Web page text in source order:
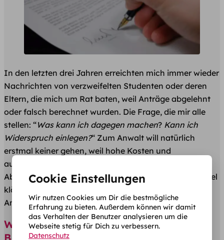
In den letzten drei Jahren erreichten mich immer wieder
Nachrichten von verzweifelten Studenten oder deren
Eltern, die mich um Rat baten, weil Anträge abgelehnt
oder falsch berechnet wurden. Die Frage, die mir alle
stellen: “Was kann ich dagegen machen? Kann ich
Widerspruch einlegen?“ Zum Anwalt will natürlich
erstmal keiner gehen, weil hohe Kosten und
ausgedehnte Gerichtsverfahren gefürchtet werden.
Aber keine Sorge, das muss nicht sein. In diesem Artikel
klären wir alle Möglichkeiten, die du hast, wenn dein
Antrag abgelehnt wurde.
Was tun, wenn ich mit einem amtlichen
Cookie Einstellungen
Wir nutzen Cookies um Dir die bestmögliche
Erfahrung zu bieten. Außerdem können wir damit
das Verhalten der Benutzer analysieren um die
Webseite stetig für Dich zu verbessern.
Datenschutz